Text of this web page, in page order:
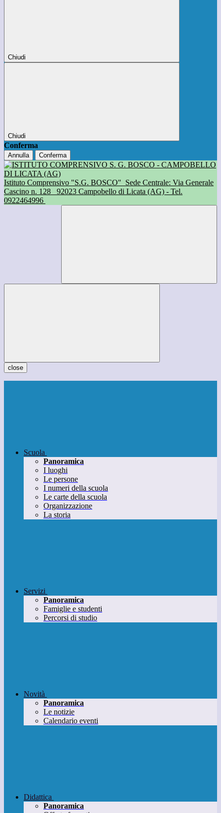
Chiudi
Chiudi
Conferma
Annulla Conferma
Istituto Comprensivo "S.G. BOSCO" Sede Centrale: Via Generale
Cascino n. 128
92023 Campobello di Licata (AG) - Tel.
0922464996
close
Scuola
Panoramica
I luoghi
Le persone
I numeri della scuola
Le carte della scuola
Organizzazione
La storia
Servizi
Panoramica
Famiglie e studenti
Percorsi di studio
Novità
Panoramica
Le notizie
Calendario eventi
Didattica
Panoramica